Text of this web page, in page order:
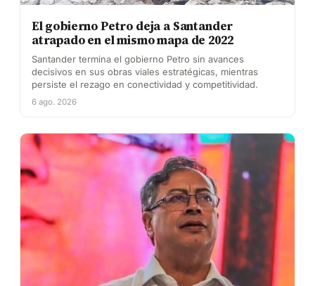
El gobierno Petro deja a Santander
atrapado en el mismo mapa de 2022
Santander termina el gobierno Petro sin avances
decisivos en sus obras viales estratégicas, mientras
persiste el rezago en conectividad y competitividad.
6 ago. 2026